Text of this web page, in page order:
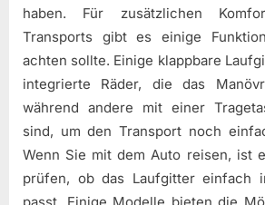
haben. Für zusätzlichen
Transports gibt es einige
achten sollte. Einige klappbare
integrierte Räder, die das
während andere mit einer
sind, um den Transport noch
Wenn Sie mit dem Auto reisen, ist
prüfen, ob das Laufgitter einfach